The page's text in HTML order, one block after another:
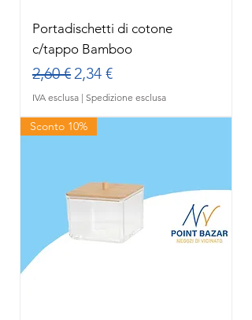
Portadischetti di cotone
c/tappo Bamboo
Prezzo regolare
2,60 € Prezzo scontato
2,34 €
IVA esclusa | Spedizione esclusa
Sconto 10%